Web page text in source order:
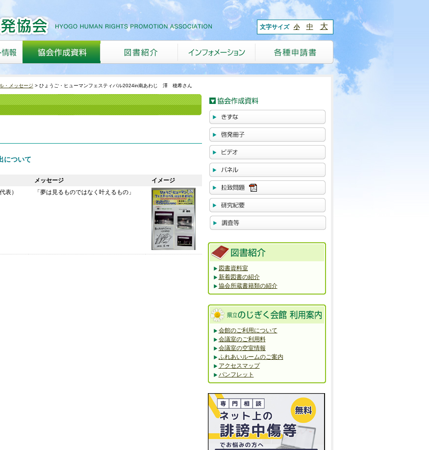
文字サイズ 小 中 大
・メッセージ ひょうご・ヒューマンフェスティバル2024in南あわじ 澤 穂希さん
について
メッセージ
イメージ
表） 「夢は見るものではなく叶えるもの」
図書資料室
新着図書の紹介
協会所蔵書籍類の紹介
会館のご利用について
会議室のご利用料
会議室の空室情報
ふれあいルームのご案内
アクセスマップ
パンフレット